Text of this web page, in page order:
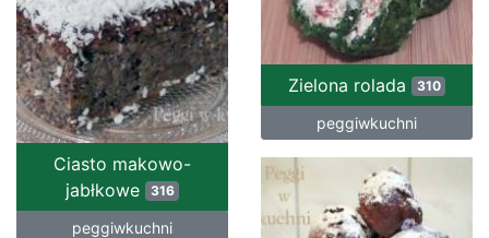
Zielona rolada 310
peggiwkuchni
Ciasto makowo-
jabłkowe
316
peggiwkuchni